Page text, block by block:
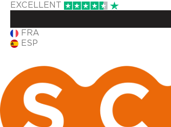
EXCELLENT
FRA
ESP